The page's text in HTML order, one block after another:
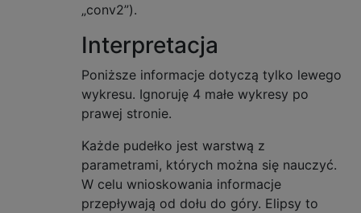
„conv2”).
Interpretacja
Poniższe informacje dotyczą tylko lewego
wykresu. Ignoruję 4 małe wykresy po
prawej stronie.
Każde pudełko jest warstwą z
parametrami, których można się nauczyć.
W celu wnioskowania informacje
przepływają od dołu do góry. Elipsy to